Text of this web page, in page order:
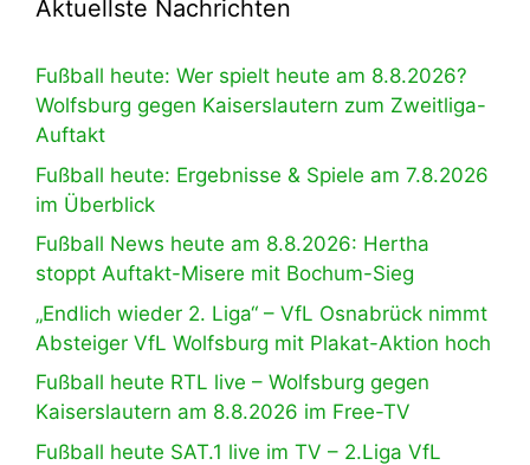
Aktuellste Nachrichten
Fußball heute: Wer spielt heute am 8.8.2026?
Wolfsburg gegen Kaiserslautern zum Zweitliga-
Auftakt
Fußball heute: Ergebnisse & Spiele am 7.8.2026
im Überblick
Fußball News heute am 8.8.2026: Hertha
stoppt Auftakt-Misere mit Bochum-Sieg
„Endlich wieder 2. Liga“ – VfL Osnabrück nimmt
Absteiger VfL Wolfsburg mit Plakat-Aktion hoch
Fußball heute RTL live – Wolfsburg gegen
Kaiserslautern am 8.8.2026 im Free-TV
Fußball heute SAT.1 live im TV – 2.Liga VfL